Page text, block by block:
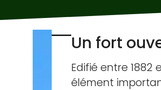
Un fort
Edifié entre 1882
élément